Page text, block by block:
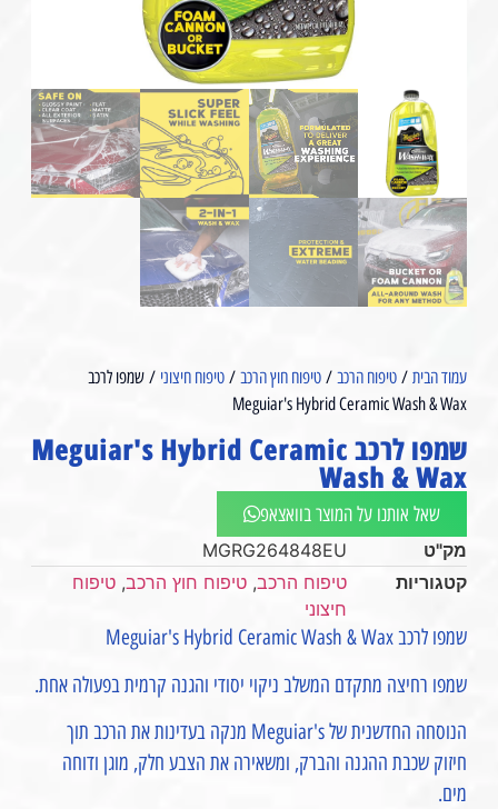
עמוד הבית/ טיפוח הרכב/ טיפוח חוץ הרכב/ טיפוח חיצוני / שמפו לרכב
Meguiar's Hybrid Ceramic Wash & Wax
שמפו לרכב Meguiar's Hybrid Ceramic
Wash & Wax
שאל אותנו על המוצר בוואצאפ
מק"ט
MGRG264848EU
קטגוריות
טיפוח הרכב, טיפוח חוץ הרכב, טיפוח
חיצוני
שמפו לרכב Meguiar's Hybrid Ceramic Wash & Wax
שמפו רחיצה מתקדם המשלב ניקוי יסודי והגנה קרמית בפעולה אחת.
הנוסחה החדשנית של Meguiar's מנקה בעדינות את הרכב תוך
חיזוק שכבת ההגנה והברק, ומשאירה את הצבע חלק, מוגן ודוחה
מים.